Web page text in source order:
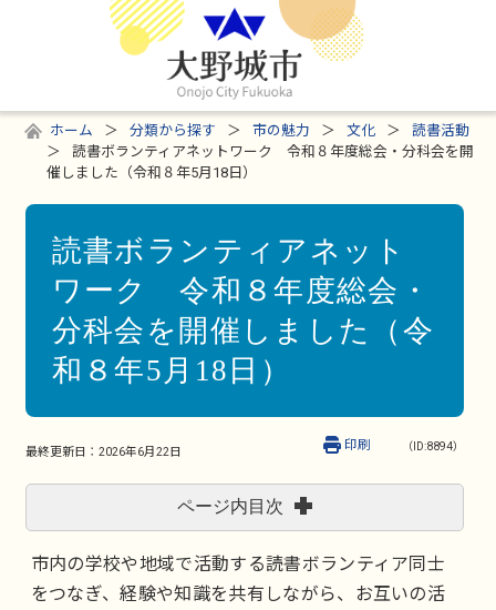
ホーム 分類から探す 市の魅力 文化
読書活動
読書ボランティアネットワーク 令和８年度総会・分科会を開
催しました（令和８年5月18日）
読書ボランティアネット
ワーク 令和８年度総会・
分科会を開催しました（令
和８年5月18日）
最終更新日： 2026年6月22日 （ID:8894）
印刷
ページ内目次
市内の学校や地域で活動する読書ボランティア同士
をつなぎ、経験や知識を共有しながら、お互いの活